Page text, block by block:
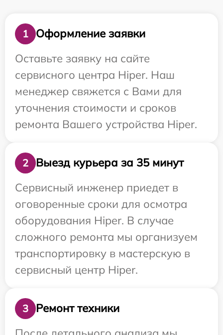
1
Оформление заявки
Оставьте заявку на сайте
сервисного центра Hiper. Наш
менеджер свяжется с Вами для
уточнения стоимости и сроков
ремонта Вашего устройства Hiper.
2
Выезд курьера за 35 минут
Сервисный инженер приедет в
оговоренные сроки для осмотра
оборудования Hiper. В случае
сложного ремонта мы организуем
транспортировку в мастерскую в
сервисный центр Hiper.
3
Ремонт техники